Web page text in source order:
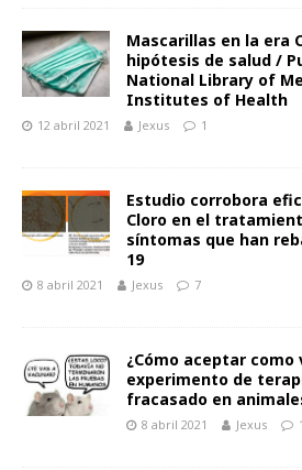
Mascarillas en la era
hipótesis de salud /
National Library of
Institutes of Health
12 abril 2021 Jexus 1
Estudio corrobora
Cloro en el
síntomas que han
19
8 abril 2021 Jexus 7
¿Cómo aceptar como
experimento de
fracasado en
8 abril 2021 Jexus 1